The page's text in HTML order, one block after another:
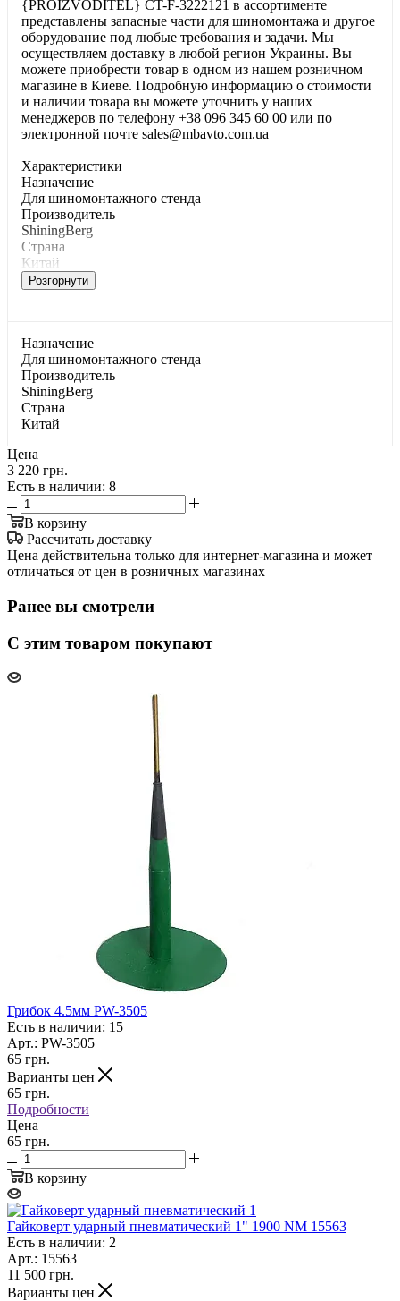
{PROIZVODITEL} CT-F-3222121 в ассортименте
представлены запасные части для шиномонтажа и другое
оборудование под любые требования и задачи. Мы
осуществляем доставку в любой регион Украины. Вы
можете приобрести товар в одном из нашем розничном
магазине в Киеве. Подробную информацию о стоимости
и наличии товара вы можете уточнить у наших
менеджеров по телефону +38 096 345 60 00 или по
электронной почте sales@mbavto.com.ua
Характеристики
Haзнaчeниe
Для шинoмoнтaжнoгo cтeндa
Производитель
ShiningBerg
Страна
Китай
Розгорнути
Haзнaчeниe
Для шинoмoнтaжнoгo cтeндa
Производитель
ShiningBerg
Страна
Китай
Цена
3 220 грн.
Есть в наличии: 8
В корзину
Рассчитать доставку
Цена действительна только для интернет-магазина и может
отличаться от цен в розничных магазинах
Ранее вы смотрели
С этим товаром покупают
Грибок 4.5мм PW-3505
Есть в наличии: 15
Арт.: PW-3505
65 грн.
Варианты цен
65 грн.
Подробности
Цена
65 грн.
В корзину
Гайковерт ударный пневматический 1" 1900 NM 15563
Есть в наличии: 2
Арт.: 15563
11 500 грн.
Варианты цен